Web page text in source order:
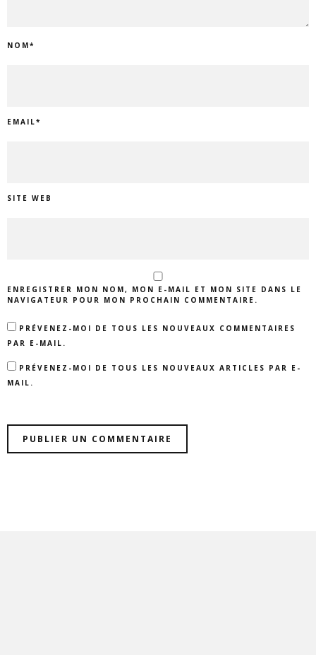
NOM*
EMAIL*
SITE WEB
ENREGISTRER MON NOM, MON E-MAIL ET MON SITE DANS LE
NAVIGATEUR POUR MON PROCHAIN COMMENTAIRE.
PRÉVENEZ-MOI DE TOUS LES NOUVEAUX COMMENTAIRES
PAR E-MAIL.
PRÉVENEZ-MOI DE TOUS LES NOUVEAUX ARTICLES PAR E-
MAIL.